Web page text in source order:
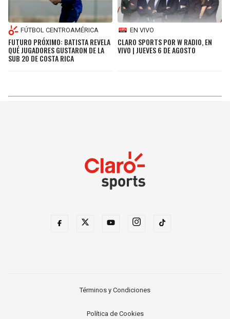
FÚTBOL CENTROAMÉRICA
FUTURO PRÓXIMO: BATISTA REVELA
QUÉ JUGADORES GUSTARON DE LA
SUB 20 DE COSTA RICA
EN VIVO
CLARO SPORTS POR W RADIO, EN
VIVO | JUEVES 6 DE AGOSTO
Términos y Condiciones
Política de Cookies